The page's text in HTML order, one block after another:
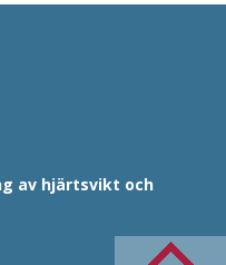
av hjärtsvikt och